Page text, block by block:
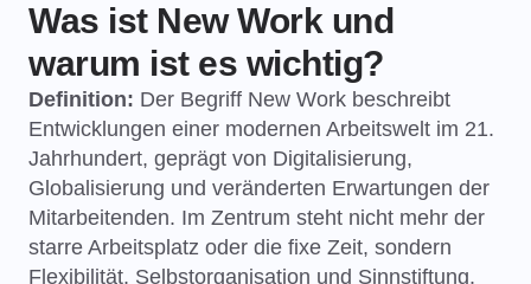
Was ist New Work und
warum ist es wichtig?
Definition: Der Begriff New Work beschreibt
Entwicklungen einer modernen Arbeitswelt im 21.
Jahrhundert, geprägt von Digitalisierung,
Globalisierung und veränderten Erwartungen der
Mitarbeitenden. Im Zentrum steht nicht mehr der
starre Arbeitsplatz oder die fixe Zeit, sondern
Flexibilität, Selbstorganisation und Sinnstiftung.